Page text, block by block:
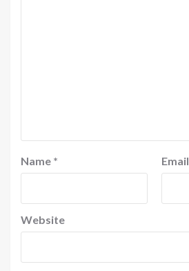
Name * Email
Website